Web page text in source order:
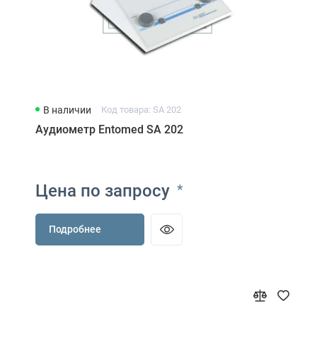
В наличии Код товара: SA 202
Аудиометр Entomed SA 202
Цена по запросу *
Подробнее